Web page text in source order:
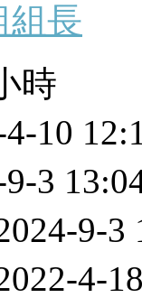
組長
時
10
3
9-3
4-